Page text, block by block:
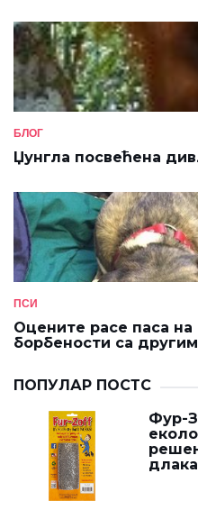
БЛОГ
Џунгла посвећена
ПСИ
Оцените расе паса
борбености са
ПОПУЛАР ПОСТС
Фур-